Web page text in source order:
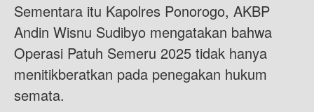
Sementara itu Kapolres Ponorogo, AKBP
Andin Wisnu Sudibyo mengatakan bahwa
Operasi Patuh Semeru 2025 tidak hanya
menitikberatkan pada penegakan hukum
semata.